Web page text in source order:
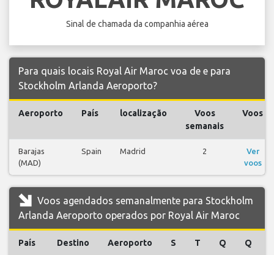
Sinal de chamada da companhia aérea
Para quais locais Royal Air Maroc voa de e para
Stockholm Arlanda Aeroporto?
Aeroporto País localização
Voos
semanais
Voos
Barajas
(MAD)
Spain Madrid 2
Ver
voos
Voos agendados semanalmente para Stockholm
Arlanda Aeroporto operados por Royal Air Maroc
País Destino Aeroporto S T Q Q